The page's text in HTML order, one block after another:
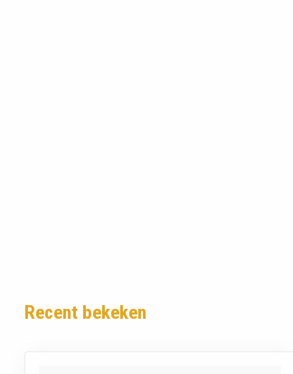
Recent bekeken